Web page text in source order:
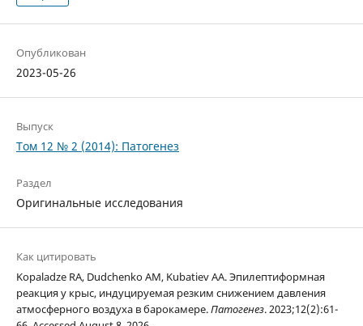
Опубликован
2023-05-26
Выпуск
Том 12 № 2 (2014): Патогенез
Раздел
Оригинальные исследования
Как цитировать
Kopaladze RA, Dudchenko AM, Kubatiev AA. Эпилептиформная
реакция у крыс, индуцируемая резким снижением давления
атмосферного воздуха в барокамере.Патогенез. 2023;12(2):61-